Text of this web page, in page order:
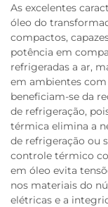
As excelentes
óleo do
compactos,
potência em
refrigeradas a ar,
em ambientes com
beneficiam-se da
de refrigeração,
térmica elimina a
de refrigeração ou
controle térmico
em óleo evita
nos materiais do
elétricas e a